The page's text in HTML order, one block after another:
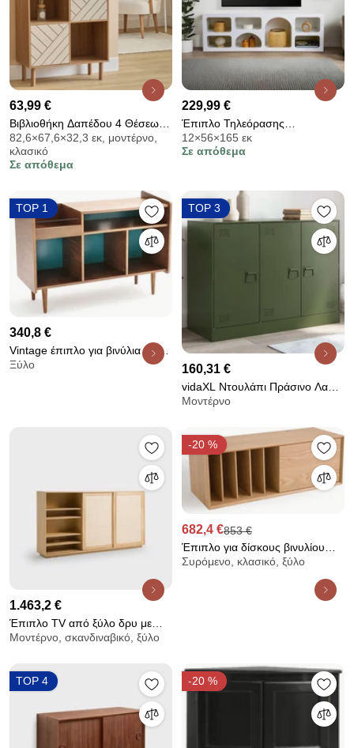
63,99 €
Βιβλιοθήκη Δαπέδου 4 Θέσεων
Με Ντουλάπια (67.6x32.3x82.6)
F-V Mix'n'Match 212830
82,6×67,6×32,3 εκ, μοντέρνο,
κλασικό
Σε απόθεμα
229,99 €
Έπιπλο Τηλεόρασης
(160x40x51) A-G Ferlis
125GLN1225 White
12×56×165 εκ
Σε απόθεμα
TOP 1
340,8 €
Vintage έπιπλο για βινύλια και
πικάπ, RONDA
Ξύλο
TOP 3
160,31 €
vidaXL Ντουλάπι Πράσινο Λαδί
99x39x73 εκ. από Ατσάλι
Μοντέρνο
1.463,2 €
Έπιπλο TV από ξύλο δρυ με
πόρτες από ψάθα, Palano
Μοντέρνο, σκανδιναβικό, ξύλο
-20 %
682,4 €853 €
Έπιπλο για δίσκους βινυλίου
Π110 x Β42 εκ. από ξύλο δρυ,
Συρόμενο, κλασικό, ξύλο
TOP 4 -20 %